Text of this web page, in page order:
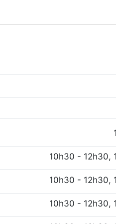
10h30 - 12h30,
10h30 - 12h30,
10h30 - 12h30,